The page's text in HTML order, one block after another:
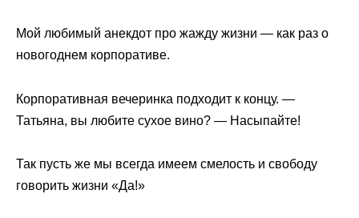
Мой любимый анекдот про жажду жизни — как раз о
новогоднем корпоративе.
Корпоративная вечеринка подходит к концу. —
Татьяна, вы любите сухое вино? — Насыпайте!
Так пусть же мы всегда имеем смелость и свободу
говорить жизни «Да!»